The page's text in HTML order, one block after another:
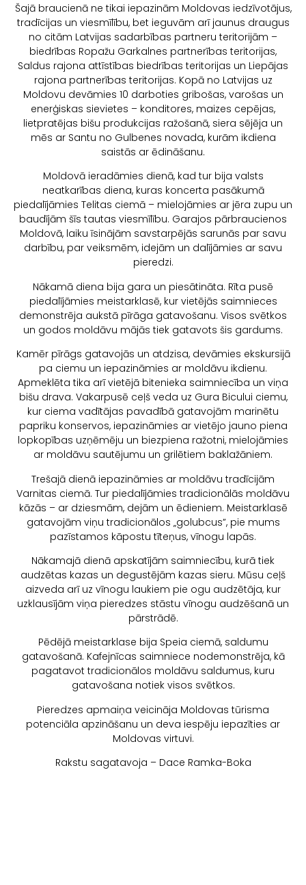
Šajā braucienā ne tikai iepazinām Moldovas iedzīvotājus,
tradīcijas un viesmīlību, bet ieguvām arī jaunus draugus
no citām Latvijas sadarbības partneru teritorijām –
biedrības Ropažu Garkalnes partnerības teritorijas,
Saldus rajona attīstības biedrības teritorijas un Liepājas
rajona partnerības teritorijas. Kopā no Latvijas uz
Moldovu devāmies 10 darboties gribošas, varošas un
enerģiskas sievietes – konditores, maizes cepējas,
lietpratējas bišu produkcijas ražošanā, siera sējēja un
mēs ar Santu no Gulbenes novada, kurām ikdiena
saistās ar ēdināšanu.
Moldovā ieradāmies dienā, kad tur bija valsts
neatkarības diena, kuras koncerta pasākumā
piedalījāmies Telitas ciemā – mielojāmies ar jēra zupu un
baudījām šīs tautas viesmīlību. Garajos pārbraucienos
Moldovā, laiku īsinājām savstarpējās sarunās par savu
darbību, par veiksmēm, idejām un dalījāmies ar savu
pieredzi.
Nākamā diena bija gara un piesātināta. Rīta pusē
piedalījāmies meistarklasē, kur vietējās saimnieces
demonstrēja aukstā pīrāga gatavošanu. Visos svētkos
un godos moldāvu mājās tiek gatavots šis gardums.
Kamēr pīrāgs gatavojās un atdzisa, devāmies ekskursijā
pa ciemu un iepazināmies ar moldāvu ikdienu.
Apmeklēta tika arī vietējā bitenieka saimniecība un viņa
bišu drava. Vakarpusē ceļš veda uz Gura Bicului ciemu,
kur ciema vadītājas pavadībā gatavojām marinētu
papriku konservos, iepazināmies ar vietējo jauno piena
lopkopības uzņēmēju un biezpiena ražotni, mielojāmies
ar moldāvu sautējumu un grilētiem baklažāniem.
Trešajā dienā iepazināmies ar moldāvu tradīcijām
Varnitas ciemā. Tur piedalījāmies tradicionālās moldāvu
kāzās – ar dziesmām, dejām un ēdieniem. Meistarklasē
gatavojām viņu tradicionālos „golubcus”, pie mums
pazīstamos kāpostu tīteņus, vīnogu lapās.
Nākamajā dienā apskatījām saimniecību, kurā tiek
audzētas kazas un degustējām kazas sieru. Mūsu ceļš
aizveda arī uz vīnogu laukiem pie ogu audzētāja, kur
uzklausījām viņa pieredzes stāstu vīnogu audzēšanā un
pārstrādē.
Pēdējā meistarklase bija Speia ciemā, saldumu
gatavošanā. Kafejnīcas saimniece nodemonstrēja, kā
pagatavot tradicionālos moldāvu saldumus, kuru
gatavošana notiek visos svētkos.
Pieredzes apmaiņa veicināja Moldovas tūrisma
potenciāla apzināšanu un deva iespēju iepazīties ar
Moldovas virtuvi.
Rakstu sagatavoja – Dace Ramka-Boka